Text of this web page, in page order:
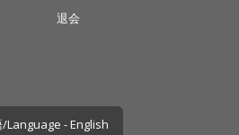
退会
Language - English